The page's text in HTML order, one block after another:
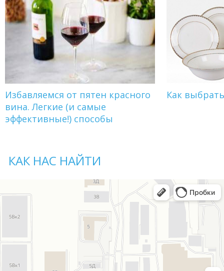
Избавляемся от пятен красного
вина. Легкие (и самые
эффективные!) способы
Как
КАК НАС НАЙТИ